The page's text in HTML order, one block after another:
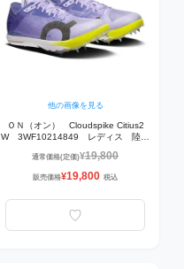
他の画像を見る
ＯＮ（オン） Cloudspike Citius2
W 3WF10214849 レディス 陸上
800mから1,500m】
通常価格(定価)¥19,800
販売価格¥19,800 税込